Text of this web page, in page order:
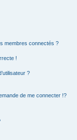
membres connectés ?
!
?
de me connecter !?